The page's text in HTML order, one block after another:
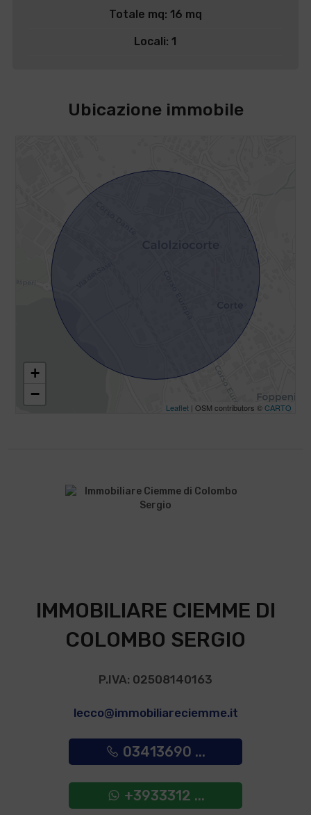
Totale mq: 16 mq
Locali: 1
Ubicazione immobile
+
−
Leaflet | OSM contributors ©CARTO
IMMOBILIARE CIEMME DI
COLOMBO SERGIO
P.IVA: 02508140163
lecco@immobiliareciemme.it
03413690 ...
+3933312 ...